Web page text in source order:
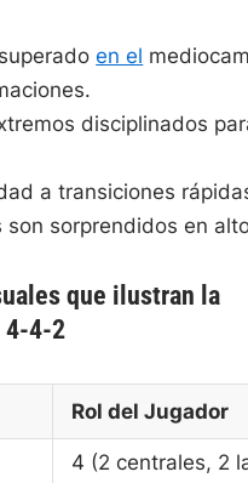
en el
disciplinados
a transiciones
son sorprendidos en
que ilustran la
4-4-2
Rol del Jugador
4 (2 centrales, 2